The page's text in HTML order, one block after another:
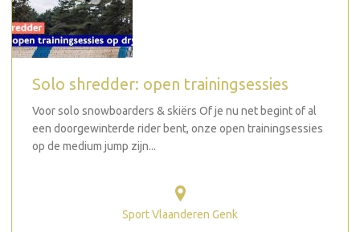
Solo shredder: open trainingsessies
Voor solo snowboarders & skiërs Of je nu net begint of al
een doorgewinterde rider bent, onze open trainingsessies
op de medium jump zijn...
Sport Vlaanderen Genk